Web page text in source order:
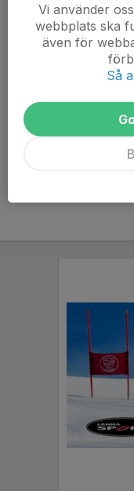
Vi har från säsongen
Borne. Fartdräkten
gäller fartdräkten finns
Fartdräkten är mycket
så många som möjligt
Vi använder
webbplats ska
även för
Så